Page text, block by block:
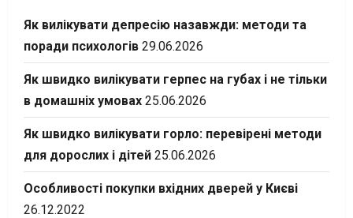
Як вилікувати депресію назавжди: методи та
поради психологів 29.06.2026
Як швидко вилікувати герпес на губах і не тільки
в домашніх умовах 25.06.2026
Як швидко вилікувати горло: перевірені методи
для дорослих і дітей 25.06.2026
Особливості покупки вхідних дверей у Києві
26.12.2022